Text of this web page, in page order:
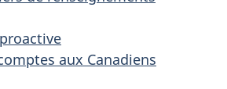
aux Canadiens